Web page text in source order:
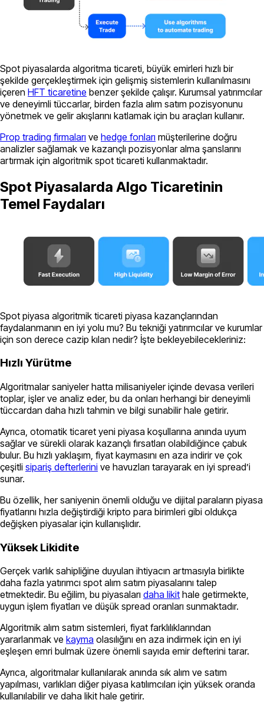
Spot piyasalarda algoritma ticareti, büyük emirleri hızlı bir
şekilde gerçekleştirmek için gelişmiş sistemlerin kullanılmasını
içeren HFT ticaretine benzer şekilde çalışır. Kurumsal yatırımcılar
ve deneyimli tüccarlar, birden fazla alım satım pozisyonunu
yönetmek ve gelir akışlarını katlamak için bu araçları kullanır.
Prop trading firmaları ve hedge fonları müşterilerine doğru
analizler sağlamak ve kazançlı pozisyonlar alma şanslarını
artırmak için algoritmik spot ticareti kullanmaktadır.
Spot Piyasalarda Algo Ticaretinin
Temel Faydaları
Spot piyasa algoritmik ticareti piyasa kazançlarından
faydalanmanın en iyi yolu mu? Bu tekniği yatırımcılar ve kurumlar
için son derece cazip kılan nedir? İşte bekleyebilecekleriniz:
Hızlı Yürütme
Algoritmalar saniyeler hatta milisaniyeler içinde devasa verileri
toplar, işler ve analiz eder, bu da onları herhangi bir deneyimli
tüccardan daha hızlı tahmin ve bilgi sunabilir hale getirir.
Ayrıca, otomatik ticaret yeni piyasa koşullarına anında uyum
sağlar ve sürekli olarak kazançlı fırsatları olabildiğince çabuk
bulur. Bu hızlı yaklaşım, fiyat kaymasını en aza indirir ve çok
çeşitli sipariş defterlerini ve havuzları tarayarak en iyi spread’i
sunar.
Bu özellik, her saniyenin önemli olduğu ve dijital paraların piyasa
fiyatlarını hızla değiştirdiği kripto para birimleri gibi oldukça
değişken piyasalar için kullanışlıdır.
Yüksek Likidite
Gerçek varlık sahipliğine duyulan ihtiyacın artmasıyla birlikte
daha fazla yatırımcı spot alım satım piyasalarını talep
etmektedir. Bu eğilim, bu piyasaları daha likit hale getirmekte,
uygun işlem fiyatları ve düşük spread oranları sunmaktadır.
Algoritmik alım satım sistemleri, fiyat farklılıklarından
yararlanmak ve kayma olasılığını en aza indirmek için en iyi
eşleşen emri bulmak üzere önemli sayıda emir defterini tarar.
Ayrıca, algoritmalar kullanılarak anında sık alım ve satım
yapılması, varlıkları diğer piyasa katılımcıları için yüksek oranda
kullanılabilir ve daha likit hale getirir.